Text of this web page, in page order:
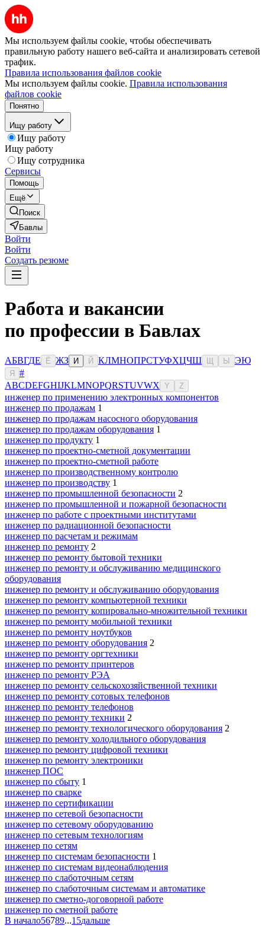
Мы используем файлы cookie, чтобы обеспечивать
правильную работу нашего веб-сайта и анализировать сетевой
трафик.
Правила использования файлов cookie
Мы используем файлы cookie. Правила использования
файлов cookie
Понятно
Ищу работу
Ищу работу
Ищу работу
Ищу сотрудника
Сервисы
Помощь
Ещё
Поиск
Бавлы
Войти
Войти
Создать резюме
Работа и вакансии
по профессии в Бавлах
АБВГДЕ Ё ЖЗ И Й КЛМНОПРСТУФХЦЧШ Ы ЭЮ
Я
#
ABCDEFGHIJKLMNOPQRSTUVWX Y Z
инженер по применению электронных компонентов
инженер по продажам 1
инженер по продажам насосного оборудования
инженер по продажам оборудования 1
инженер по продукту 1
инженер по проектно-сметной документации
инженер по проектно-сметной работе
инженер по производственному контролю
инженер по производству 1
инженер по промышленной безопасности 2
инженер по промышленной и пожарной безопасности
инженер по работе с проектными институтами
инженер по радиационной безопасности
инженер по расчетам и режимам
инженер по ремонту 2
инженер по ремонту бытовой техники
инженер по ремонту и обслуживанию медицинского
оборудования
инженер по ремонту и обслуживанию оборудования
инженер по ремонту компьютерной техники
инженер по ремонту копировально-множительной техники
инженер по ремонту мобильной техники
инженер по ремонту ноутбуков
инженер по ремонту оборудования 2
инженер по ремонту оргтехники
инженер по ремонту принтеров
инженер по ремонту РЭА
инженер по ремонту сельскохозяйственной техники
инженер по ремонту сотовых телефонов
инженер по ремонту телефонов
инженер по ремонту техники 2
инженер по ремонту технологического оборудования 2
инженер по ремонту холодильного оборудования
инженер по ремонту цифровой техники
инженер по ремонту электроники
инженер ПОС
инженер по сбыту 1
инженер по сварке
инженер по сертификации
инженер по сетевой безопасности
инженер по сетевому оборудованию
инженер по сетевым технологиям
инженер по сетям
инженер по системам безопасности 1
инженер по системам видеонаблюдения
инженер по слаботочным сетям
инженер по слаботочным системам и автоматике
инженер по сметно-договорной работе
инженер по сметной работе
В начало56789...15дальше